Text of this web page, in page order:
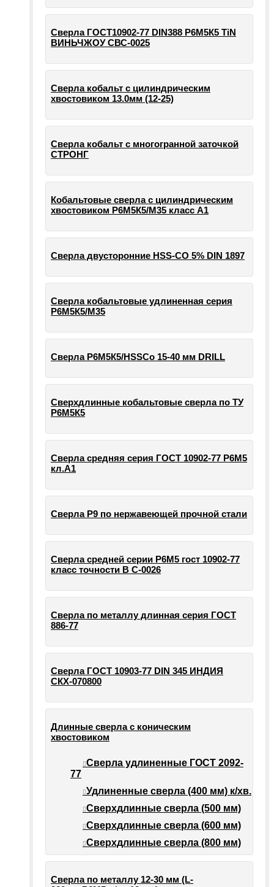
Сверла ГОСТ10902-77 DIN388 Р6М5К5 TiN
ВИНЬЧЖОУ СВС-0025
Сверла кобальт с цилиндрическим
хвостовиком 13.0мм (12-25)
Сверла кобальт с многогранной заточкой
СТРОНГ
Кобальтовые сверла с цилиндрическим
хвостовиком Р6М5К5/М35 класс А1
Сверла двусторонние HSS-CO 5% DIN 1897
Сверла кобальтовые удлиненная серия
Р6М5К5/М35
Сверла Р6М5К5/HSSCo 15-40 мм DRILL
Сверхдлинные кобальтовые сверла по ТУ
Р6М5К5
Сверла средняя серия ГОСТ 10902-77 Р6М5
кл.А1
Сверла Р9 по нержавеющей прочной стали
Сверла средней серии Р6М5 гост 10902-77
класс точности В С-0026
Сверла по металлу длинная серия ГОСТ
886-77
Сверла ГОСТ 10903-77 DIN 345 ИНДИЯ
СКХ-070800
Длинные сверла с коническим
хвостовиком
Сверла удлиненные ГОСТ 2092-
77
Удлиненные сверла (400 мм) к/хв.
Сверхдлинные сверла (500 мм)
Сверхдлинные сверла (600 мм)
Сверхдлинные сверла (800 мм)
Сверла по металлу 12-30 мм (L-